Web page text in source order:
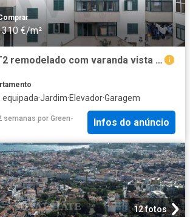
310 €/m²
Apartamento T2 remodelado com varanda vista jardim no Centro. 87m² Imaculado Coração De Maria
equipada·Jardim·Elevador·Garagem
semanas por Green-
Infos do anúncio
12 fotos